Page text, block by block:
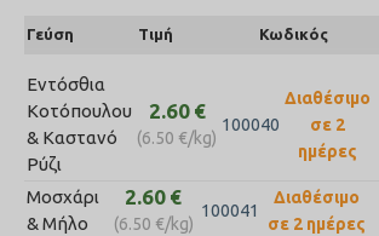
Γεύση Τιμή Κωδικός
Εντόσθια
Κοτόπουλου
& Καστανό
Ρύζι
2.60 €
(6.50 €/kg)
100040
Διαθέσιμο
σε 2
ημέρες
Μοσχάρι
& Μήλο
2.60 €
(6.50 €/kg)
100041
Διαθέσιμο
σε 2 ημέρες